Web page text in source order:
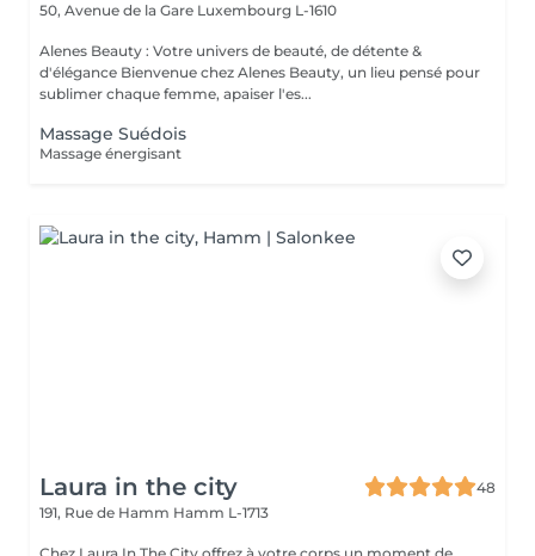
50, Avenue de la Gare Luxembourg L-1610
Alenes Beauty : Votre univers de beauté, de détente &
d'élégance Bienvenue chez Alenes Beauty, un lieu pensé pour
sublimer chaque femme, apaiser l'es...
Massage Suédois
Massage énergisant
Laura in the city
48
191, Rue de Hamm Hamm L-1713